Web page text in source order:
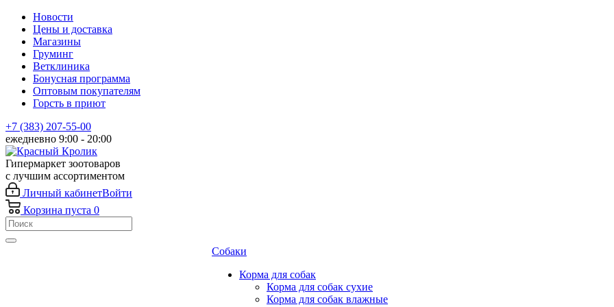
Новости
Цены и доставка
Магазины
Груминг
Ветклиника
Бонусная программа
Оптовым покупателям
Горсть в приют
+7 (383) 207-55-00
ежедневно 9:00 - 20:00
Гипермаркет зоотоваров
с лучшим ассортиментом
Личный кабинетВойти
Корзина пуста 0
Собаки
Корма для собак
Корма для собак сухие
Корма для собак влажные